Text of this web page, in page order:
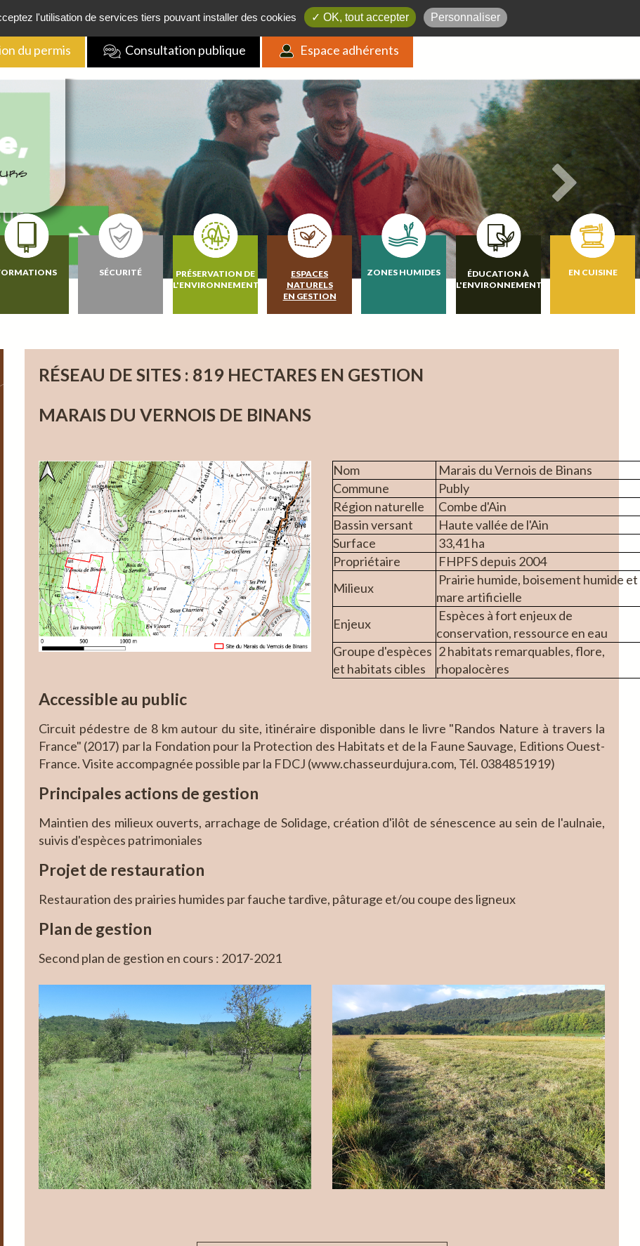
Boutique / FAQ /Actualités /Contact
du permis Consultation publique Espace adhérents
SÉCURITÉ
PRÉSERVATION DE
L'ENVIRONNEMENT
ESPACES
NATURELS
EN GESTION
ZONES HUMIDES
ÉDUCATION À
L'ENVIRONNEMENT
EN CUISINE
RÉSEAU DE SITES : 819 HECTARES EN GESTION
MARAIS DU VERNOIS DE BINANS
Nom
Marais du Vernois de Binans
Commune
Publy
Région naturelle
Combe d'Ain
Bassin versant
Haute vallée de l'Ain
Surface
33,41 ha
Propriétaire
FHPFS depuis 2004
Milieux
Prairie humide, boisement humide et
mare artificielle
Enjeux
Espèces à fort enjeux de
conservation, ressource en eau
Groupe d'espèces
et habitats cibles
2 habitats remarquables, flore,
rhopalocères
Accessible au public
Circuit pédestre de 8 km autour du site, itinéraire disponible dans le livre "Randos Nature à travers la
France" (2017) par la Fondation pour la Protection des Habitats et de la Faune Sauvage, Editions Ouest-
France. Visite accompagnée possible par la FDCJ (www.chasseurdujura.com, Tél. 0384851919)
Principales actions de gestion
Maintien des milieux ouverts, arrachage de Solidage, création d'ilôt de sénescence au sein de l'aulnaie,
suivis d'espèces patrimoniales
Projet de restauration
Restauration des prairies humides par fauche tardive, pâturage et/ou coupe des ligneux
Plan de gestion
Second plan de gestion en cours : 2017-2021
l'utilisation de services tiers pouvant installer des cookies ✓ OK, tout accepter Personnaliser